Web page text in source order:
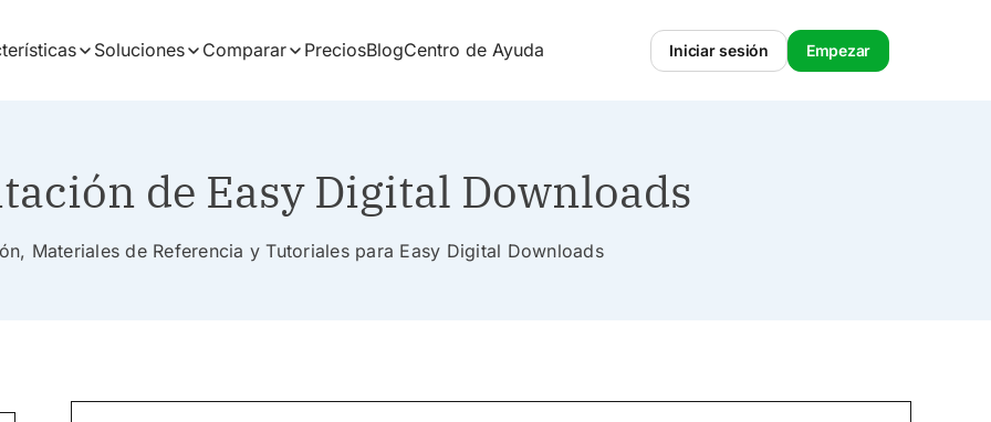
Soluciones Comparar PreciosBlogCentro de Ayuda Iniciar sesión Empezar
de Easy Digital Downloads
Materiales de Referencia y Tutoriales para Easy Digital Downloads